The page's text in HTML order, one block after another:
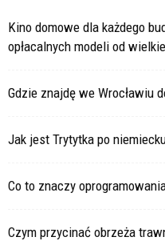
Kino domowe dla każdego
opłacalnych modeli od
Gdzie znajdę we Wrocławiu
Jak jest Trytytka po
Co to znaczy
Czym przycinać obrzeża